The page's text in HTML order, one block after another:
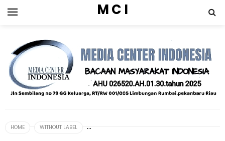
M C I
HOME WITHOUT LABEL